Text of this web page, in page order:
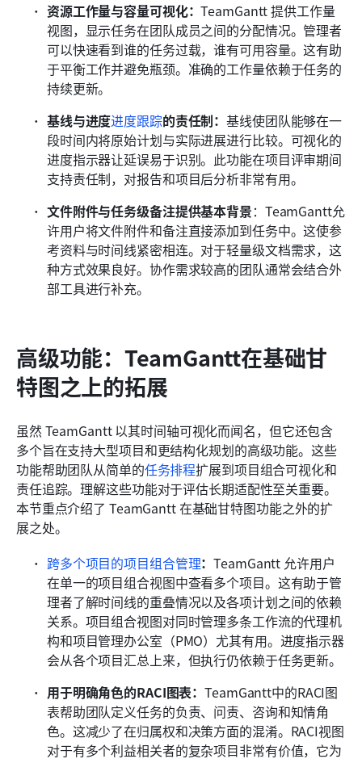
资源工作量与容量可视化：TeamGantt 提供工作量
视图，显示任务在团队成员之间的分配情况。管理者
可以快速看到谁的任务过载，谁有可用容量。这有助
于平衡工作并避免瓶颈。准确的工作量依赖于任务的
持续更新。
基线与进度进度跟踪的责任制：基线使团队能够在一
段时间内将原始计划与实际进展进行比较。可视化的
进度指示器让延误易于识别。此功能在项目评审期间
支持责任制，对报告和项目后分析非常有用。
文件附件与任务级备注提供基本背景：TeamGantt允
许用户将文件附件和备注直接添加到任务中。这使参
考资料与时间线紧密相连。对于轻量级文档需求，这
种方式效果良好。协作需求较高的团队通常会结合外
部工具进行补充。
高级功能：TeamGantt在基础甘
特图之上的拓展
虽然 TeamGantt 以其时间轴可视化而闻名，但它还包含
多个旨在支持大型项目和更结构化规划的高级功能。这些
功能帮助团队从简单的任务排程扩展到项目组合可视化和
责任追踪。理解这些功能对于评估长期适配性至关重要。
本节重点介绍了 TeamGantt 在基础甘特图功能之外的扩
展之处。
跨多个项目的项目组合管理：TeamGantt 允许用户
在单一的项目组合视图中查看多个项目。这有助于管
理者了解时间线的重叠情况以及各项计划之间的依赖
关系。项目组合视图对同时管理多条工作流的代理机
构和项目管理办公室（PMO）尤其有用。进度指示器
会从各个项目汇总上来，但执行仍依赖于任务更新。
用于明确角色的RACI图表：TeamGantt中的RACI图
表帮助团队定义任务的负责、问责、咨询和知情角
色。这减少了在归属权和决策方面的混淆。RACI视图
对于有多个利益相关者的复杂项目非常有价值，它为